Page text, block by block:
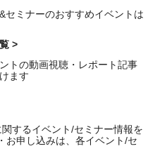
セミナーのおすすめイベントは
>
トの動画視聴・レポート記事
ます
するイベント/セミナー情報を
お申し込みは、各イベント/セ